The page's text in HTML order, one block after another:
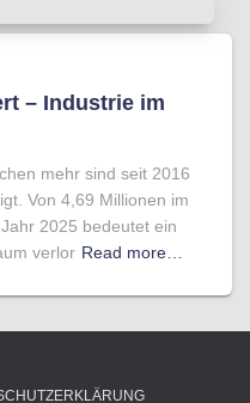
– Industrie im
mehr sind seit 2016
Von 4,69 Millionen im
2025 bedeutet ein
verlor Read more…